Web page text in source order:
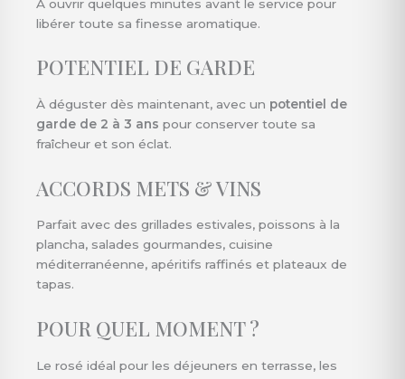
À ouvrir quelques minutes avant le service pour
libérer toute sa finesse aromatique.
POTENTIEL DE GARDE
À déguster dès maintenant, avec un potentiel de
garde de 2 à 3 ans pour conserver toute sa
fraîcheur et son éclat.
ACCORDS METS & VINS
Parfait avec des grillades estivales, poissons à la
plancha, salades gourmandes, cuisine
méditerranéenne, apéritifs raffinés et plateaux de
tapas.
POUR QUEL MOMENT ?
Le rosé idéal pour les déjeuners en terrasse, les